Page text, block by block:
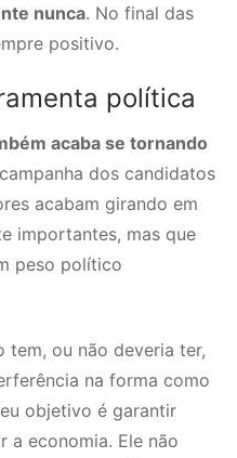
nunca. No final das
positivo.
política
acaba se tornando
dos candidatos
acabam girando em
importantes, mas que
peso político
tem, ou não deveria ter,
na forma como
objetivo é garantir
a economia. Ele não